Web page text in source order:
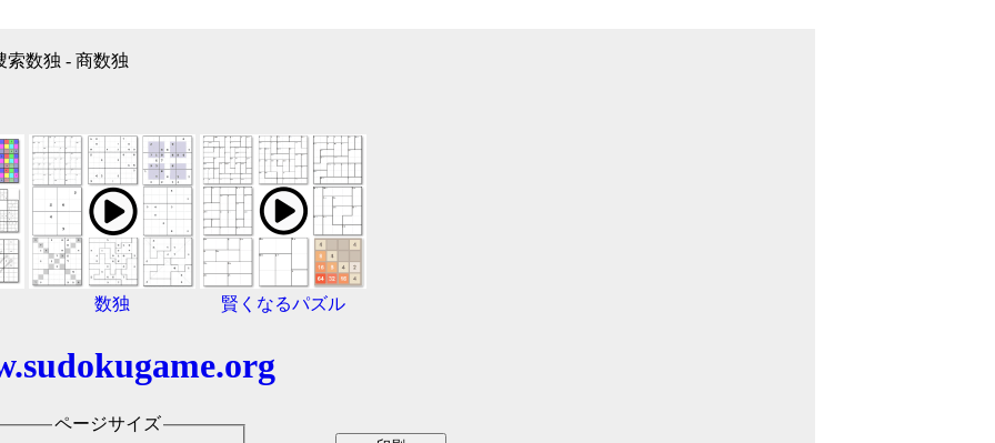
索数独 - 商数独
数独 賢くなるパズル
ページサイズ